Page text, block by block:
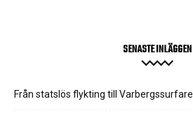
SENASTE INLÄGGEN
Från statslös flykting till Varbergssurfare